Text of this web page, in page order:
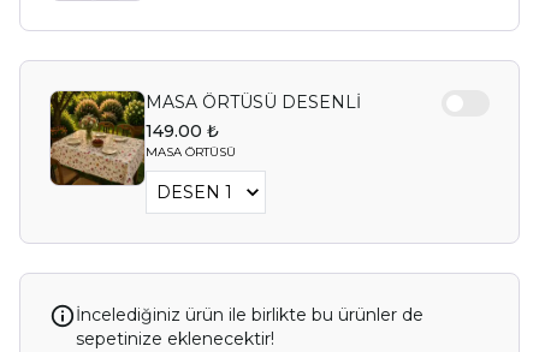
MASA ÖRTÜSÜ DESENLİ
149.00 ₺
MASA ÖRTÜSÜ
İncelediğiniz ürün ile birlikte bu ürünler de
sepetinize eklenecektir!